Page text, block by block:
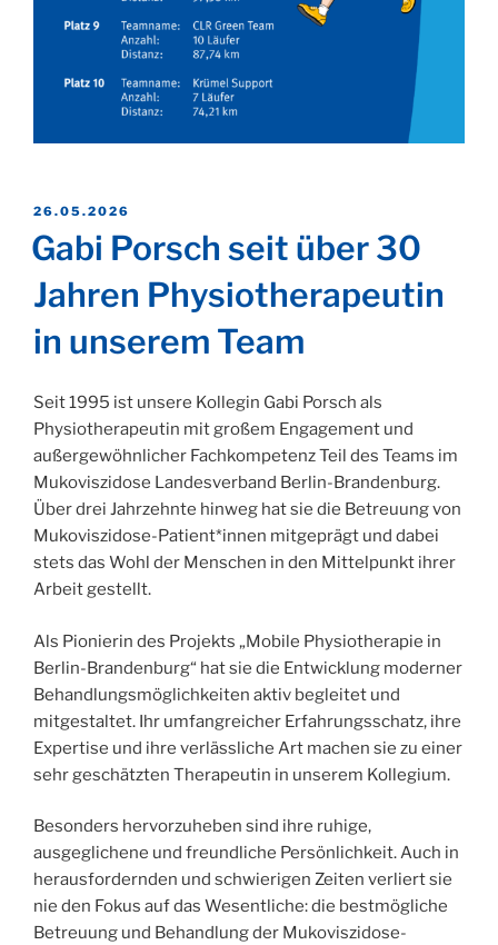
VERÖFFENTLICHT
26.05.2026
Gabi Porsch seit über 30
Jahren Physiotherapeutin
in unserem Team
Seit 1995 ist unsere Kollegin Gabi Porsch als
Physiotherapeutin mit großem Engagement und
außergewöhnlicher Fachkompetenz Teil des Teams im
Mukoviszidose Landesverband Berlin-Brandenburg.
Über drei Jahrzehnte hinweg hat sie die Betreuung von
Mukoviszidose-Patient*innen mitgeprägt und dabei
stets das Wohl der Menschen in den Mittelpunkt ihrer
Arbeit gestellt.
Als Pionierin des Projekts „Mobile Physiotherapie in
Berlin-Brandenburg“ hat sie die Entwicklung moderner
Behandlungsmöglichkeiten aktiv begleitet und
mitgestaltet. Ihr umfangreicher Erfahrungsschatz, ihre
Expertise und ihre verlässliche Art machen sie zu einer
sehr geschätzten Therapeutin in unserem Kollegium.
Besonders hervorzuheben sind ihre ruhige,
ausgeglichene und freundliche Persönlichkeit. Auch in
herausfordernden und schwierigen Zeiten verliert sie
nie den Fokus auf das Wesentliche: die bestmögliche
Betreuung und Behandlung der Mukoviszidose-